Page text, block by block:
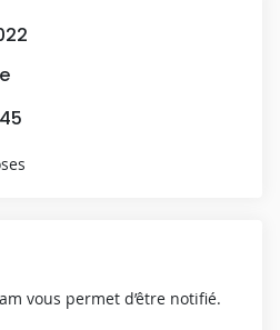
vous permet d’être notifié.